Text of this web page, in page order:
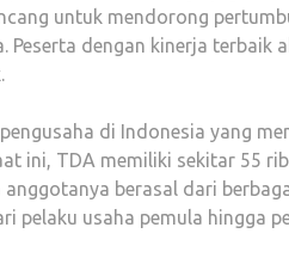
untuk mendorong
dengan kinerja terbaik
di Indonesia yang
ini, TDA memiliki sekitar 55
berasal dari
pelaku usaha pemula hingga